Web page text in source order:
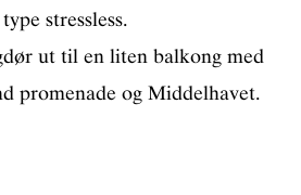
stressless.
ut til en liten balkong med
promenade og Middelhavet.